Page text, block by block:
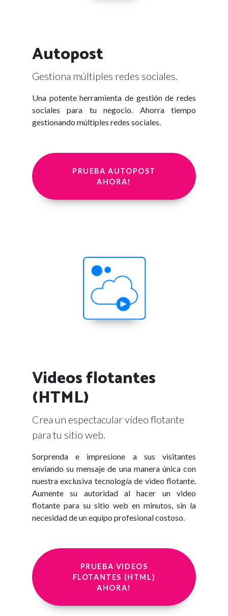
Autopost
Gestiona múltiples redes sociales.
Una potente herramienta de gestión de redes
sociales para tu negocio. Ahorra tiempo
gestionando múltiples redes sociales.
PRUEBA AUTOPOST
AHORA!
Videos flotantes
(HTML)
Crea un espectacular vídeo flotante
para tu sitio web.
Sorprenda e impresione a sus visitantes
enviando su mensaje de una manera única con
nuestra exclusiva tecnología de video flotante.
Aumente su autoridad al hacer un video
flotante para su sitio web en minutos, sin la
necesidad de un equipo profesional costoso.
PRUEBA VIDEOS
FLOTANTES (HTML)
AHORA!